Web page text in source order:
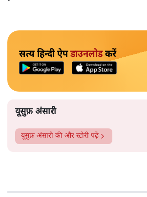
सत्य हिन्दी ऐपडाउनलोडकरें
यूसुफ़ अंसारी
यूसुफ़ अंसारी की और स्टोरी पढ़ें